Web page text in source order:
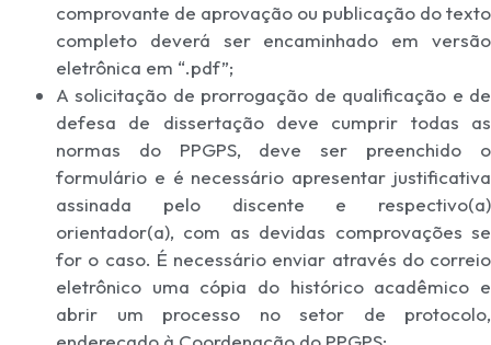
comprovante de aprovação ou publicação do texto
completo deverá ser encaminhado em versão
eletrônica em “.pdf”;
A solicitação de prorrogação de qualificação e de
defesa de dissertação deve cumprir todas as
normas do PPGPS, deve ser preenchido o
formulário e é necessário apresentar justificativa
assinada pelo discente e respectivo(a)
orientador(a), com as devidas comprovações se
for o caso. É necessário enviar através do correio
eletrônico uma cópia do histórico acadêmico e
abrir um processo no setor de protocolo,